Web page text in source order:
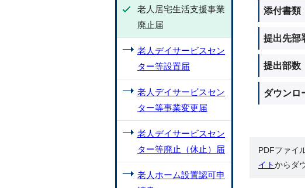
添付書類
提出先部
提出部数
ダウンロ
PDFファイ
イトからダ
老人居宅生活支援事業
廃止届
老人デイサービスセン
ター等設置届
老人デイサービスセン
ター等事業変更届
老人デイサービスセン
ター等廃止（休止）届
老人ホーム設置認可申